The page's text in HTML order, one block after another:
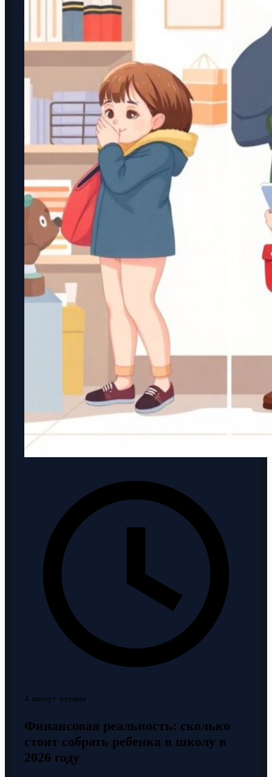
4 минут чтения
Финансовая реальность: сколько
стоит собрать ребенка в школу в
2026 году